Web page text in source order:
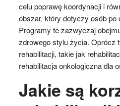
celu poprawę koordynacji i
obszar, który dotyczy osób po
Programy te zazwyczaj
zdrowego stylu życia. Oprócz
rehabilitacji, takie jak
rehabilitacja onkologiczna dla
Jakie są